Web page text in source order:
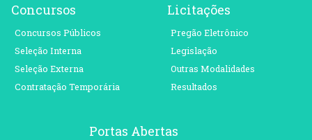
Concursos
Concursos Públicos
Seleção Interna
Seleção Externa
Contratação Temporária
Licitações
Pregão Eletrônico
Legislação
Outras Modalidades
Resultados
Portas Abertas